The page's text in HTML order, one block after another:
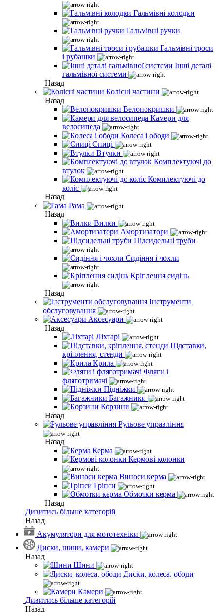
Гальмівні колодки
Гальмівні ручки
Гальмівні троси
і рубашки
Інші деталі
гальмівної системи
Назад
Колісні частини
Назад
Велопокришки
Камери для
велосипеда
Колеса і ободи
Спиці
Втулки
Комплектуючі до
втулок
Комплектуючі до
коліс
Назад
Рама
Назад
Вилки
Амортизатори
Підсидельні труби
Сидіння і чохли
Кріплення сидінь
Назад
Інструменти
обслуговування
Аксесуари
Назад
Ліхтарі
Підставки,
кріплення, стенди
Крила
Фляги і
фляготримачі
Підніжки
Багажники
Корзини
Назад
Рульове управління
Назад
Керма
Кермові колонки
Виноси керма
Гріпси
Обмотки керма
Назад
Дивитись більше категорій
Назад
Акумулятори для мототехніки
Диски, шини, камери
Назад
Шини
Диски, колеса, ободи
Камери
Дивитись більше категорій
Назад